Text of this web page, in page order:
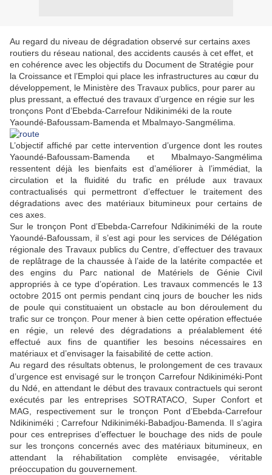
Au regard du niveau de dégradation observé sur certains axes
routiers du réseau national, des accidents causés à cet effet, et
en cohérence avec les objectifs du Document de Stratégie pour
la Croissance et l’Emploi qui place les infrastructures au cœur du
développement, le Ministère des Travaux publics, pour parer au
plus pressant, a effectué des travaux d’urgence en régie sur les
tronçons Pont d’Ebebda-Carrefour Ndikiniméki de la route
Yaoundé-Bafoussam-Bamenda et Mbalmayo-Sangmélima.
L’objectif affiché par cette intervention d’urgence dont les routes
Yaoundé-Bafoussam-Bamenda et Mbalmayo-Sangmélima
ressentent déjà les bienfaits est d’améliorer à l’immédiat, la
circulation et la fluidité du trafic en prélude aux travaux
contractualisés qui permettront d’effectuer le traitement des
dégradations avec des matériaux bitumineux pour certains de
ces axes.
Sur le tronçon Pont d’Ebebda-Carrefour Ndikiniméki de la route
Yaoundé-Bafoussam, il s’est agi pour les services de Délégation
régionale des Travaux publics du Centre, d’effectuer des travaux
de replâtrage de la chaussée à l’aide de la latérite compactée et
des engins du Parc national de Matériels de Génie Civil
appropriés à ce type d’opération. Les travaux commencés le 13
octobre 2015 ont permis pendant cinq jours de boucher les nids
de poule qui constituaient un obstacle au bon déroulement du
trafic sur ce tronçon. Pour mener à bien cette opération effectuée
en régie, un relevé des dégradations a préalablement été
effectué aux fins de quantifier les besoins nécessaires en
matériaux et d’envisager la faisabilité de cette action.
Au regard des résultats obtenus, le prolongement de ces travaux
d’urgence est envisagé sur le tronçon Carrefour Ndikiniméki-Pont
du Ndé, en attendant le début des travaux contractuels qui seront
exécutés par les entreprises SOTRATACO, Super Confort et
MAG, respectivement sur le tronçon Pont d’Ebebda-Carrefour
Ndikiniméki ; Carrefour Ndikiniméki-Babadjou-Bamenda. Il s’agira
pour ces entreprises d’effectuer le bouchage des nids de poule
sur les tronçons concernés avec des matériaux bitumineux, en
attendant la réhabilitation complète envisagée, véritable
préoccupation du gouvernement.